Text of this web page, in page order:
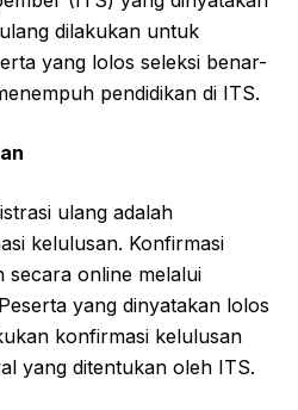
dilakukan untuk
yang lolos seleksi benar-
pendidikan di ITS.
ulang adalah
kelulusan. Konfirmasi
secara online melalui
yang dinyatakan lolos
konfirmasi kelulusan
yang ditentukan oleh ITS.